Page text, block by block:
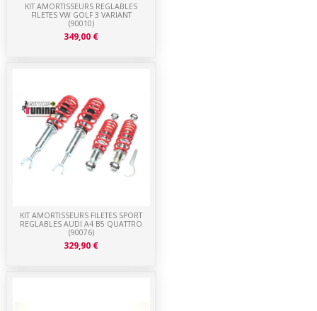
KIT AMORTISSEURS FILETES SPORT
REGLABLES AUDI A4 B5 QUATTRO
(90076)
329,90 €
KIT AMORTISSEURS REGLABLES
FILETES VW GOLF 3 VARIANT
(90010)
349,00 €